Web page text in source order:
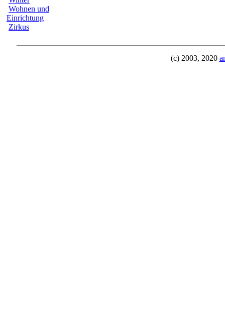
Wohnen und
Einrichtung
Zirkus
(c) 2003, 2020